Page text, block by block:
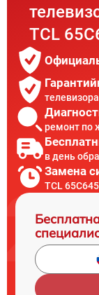
TCL
ремонт по
в день
Замена
TCL